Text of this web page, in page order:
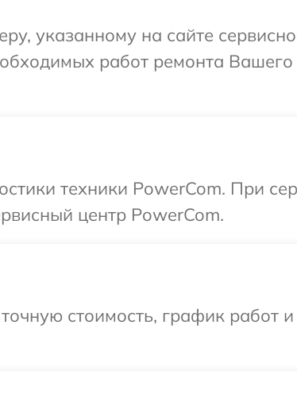
указанному на сайте
работ ремонта Вашего
техники PowerCom. При
центр PowerCom.
стоимость, график работ